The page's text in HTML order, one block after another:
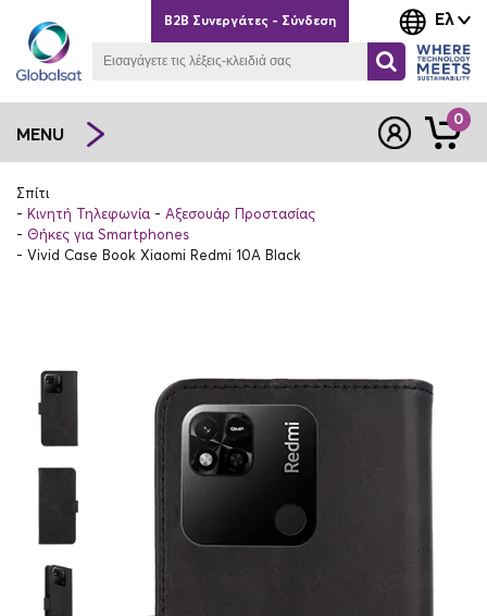
Ελ
B2B Συνεργάτες - Σύνδεση
MENU
0
Σπίτι
Κινητή Τηλεφωνία
Αξεσουάρ Προστασίας
Θήκες για Smartphones
Vivid Case Book Xiaomi Redmi 10A Black